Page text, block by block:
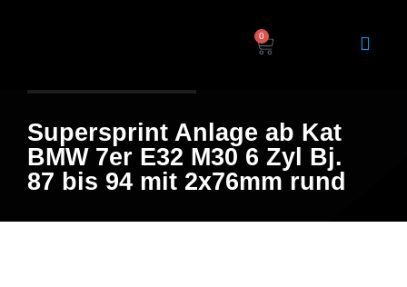
0
Supersprint Anlage ab Kat
BMW 7er E32 M30 6 Zyl Bj.
87 bis 94 mit 2x76mm rund